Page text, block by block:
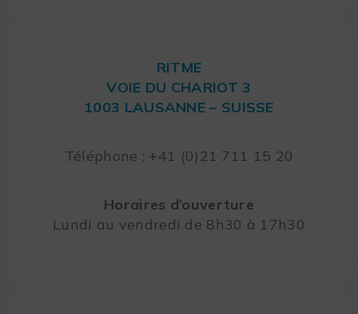
RITME
VOIE DU CHARIOT 3
1003 LAUSANNE – SUISSE
Téléphone : +41 (0)21 711 15 20
Horaires d’ouverture
Lundi au vendredi de 8h30 à 17h30